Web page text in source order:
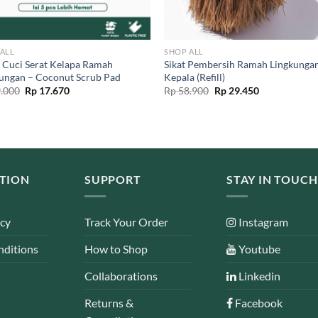
Cuci Serat Kelapa Ramah
– Coconut Scrub Pad
Original
price
Rp 17.670Current
SHOP ALL
Sikat Pembersih Ramah
Kepala (Refill)
Rp58.900 Original
price
Rp29.450Current
SUPPORT
Track Your Order
How to Shop
Collaborations
Returns &
STAY IN TOUCH
Instagram
Youtube
Linkedin
Facebook